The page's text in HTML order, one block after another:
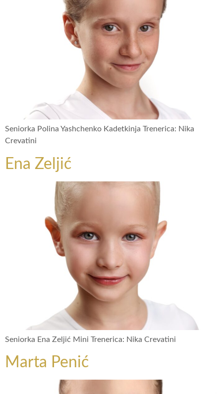
Seniorka Polina Yashchenko Kadetkinja Trenerica: Nika
Crevatini
Ena Zeljić
Seniorka Ena Zeljić Mini Trenerica: Nika Crevatini
Marta Penić